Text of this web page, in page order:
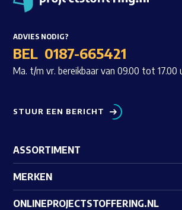
ADVIES NODIG?
BEL 0187-665421
Ma. t/m vr. bereikbaar van 09.00 tot 17.00
STUUR EEN BERICHT
ASSORTIMENT
MERKEN
ONLINEPROJECTSTOFFERING.NL